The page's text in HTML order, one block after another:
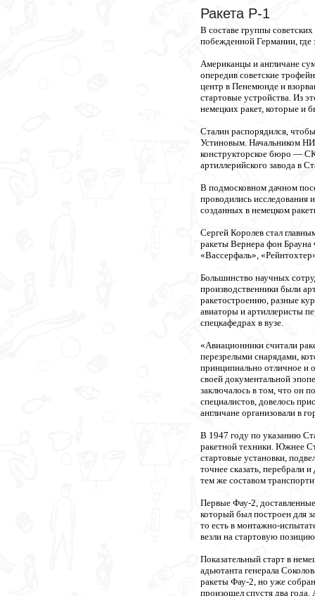
Ракета Р-1
В составе группы
побежденной Германии, где
Американцы и англичане
опередив советские
центр в Пенемюнде и
стартовые устройства. Из
немецких ракет, которые и
Сталин распорядился,
Устиновым. Начальником
конструкторское бюро —
артиллерийского завода в
В подмосковном дачном
проводились исследования
созданных в немецком
Сергей Королев стал
ракеты Вернера фон
«Вассерфаль»,
Большинство научных
производственники были
ракетостроению, разные
авиаторы и артиллеристы
спецкафедрах в вузе.
«Авиационники считали
перезрелыми снарядами,
принципиально отличное и
своей документальной
заключалось в том, что он
специалистов, довелось
англичане организовали в
В 1947 году по указанию
ракетной техники. Южнее
стартовые установки,
точнее сказать, перебрали
тем же составом
Первые Фау-2,
который был построен для
то есть в монтажно-
везли на стартовую
Показательный старт в
адьютанта генерала
ракеты Фау-2, но уже
произошел спустя два года.